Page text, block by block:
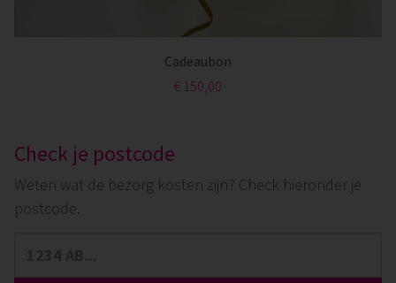
Cadeaubon
€ 150,00
Check je postcode
Weten wat de bezorg kosten zijn? Check hieronder je
postcode.